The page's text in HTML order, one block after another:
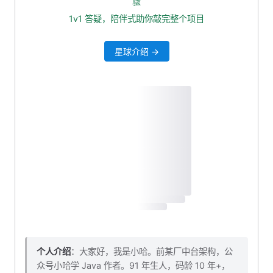
1v1 答疑，陪伴式助你敲完整个项目
星球介绍 →
个人介绍：大家好，我是小哈。前某厂中台架构，公
众号小哈学 Java 作者。91 年生人，码龄 10 年+，